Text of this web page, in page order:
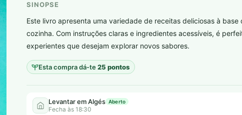
SINOPSE
Este livro apresenta uma variedade de receitas deliciosas à
cozinha. Com instruções claras e ingredientes acessíveis, é
experientes que desejam explorar novos sabores.
Esta compra dá-te25 pontos
plantar árvores reais
Levantar em Algés Aberto
Fecha às 18:30